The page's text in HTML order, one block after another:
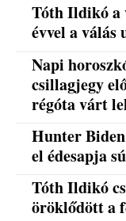
Tóth Ildikó a
évvel a
Napi
csillagjegy
régóta várt
Hunter
el édesapja
Tóth Ildikó
öröklődött a